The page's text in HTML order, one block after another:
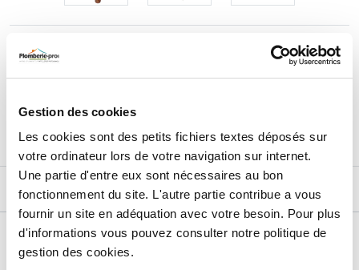
Gestion des cookies
Les cookies sont des petits fichiers textes déposés sur
votre ordinateur lors de votre navigation sur internet.
Une partie d'entre eux sont nécessaires au bon
fonctionnement du site. L'autre partie contribue a vous
fournir un site en adéquation avec votre besoin. Pour plus
d'informations vous pouvez consulter notre politique de
gestion des cookies.
Prix total de la sélection : 60,87€TTC
3PRODUITS
DESCRIPTIF
DÉTAILS TECHNIQUES